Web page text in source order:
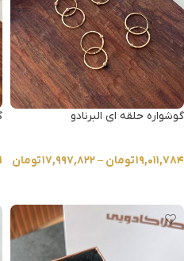
گوشواره حلقه ای البرنادو
۱۹,۰۱۱,۷۸۴تومان –۱۷,۹۹۷,۸۲۲تومان